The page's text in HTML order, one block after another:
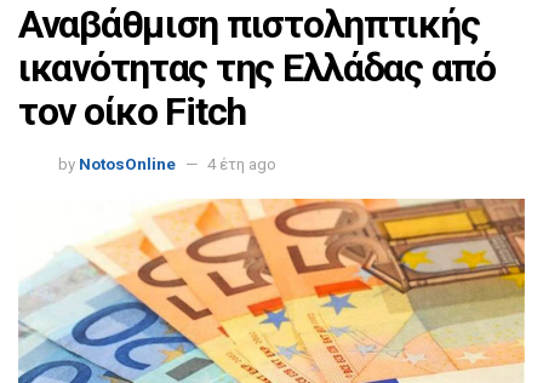
Αναβάθμιση πιστοληπτικής
ικανότητας της Ελλάδας από
τον οίκο Fitch
by NotosOnline 4 έτη ago